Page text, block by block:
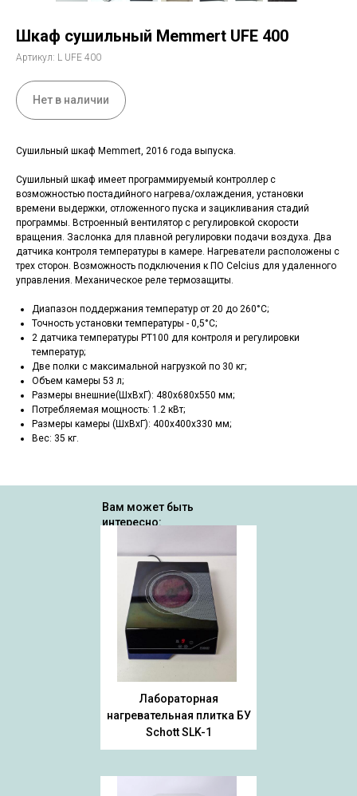
Шкаф сушильный Memmert UFE 400
Артикул: L UFE 400
Нет в наличии
Сушильный шкаф Memmert, 2016 года выпуска.
Сушильный шкаф имеет программируемый контроллер с
возможностью постадийного нагрева/охлаждения, установки
времени выдержки, отложенного пуска и зацикливания стадий
программы. Встроенный вентилятор с регулировкой скорости
вращения. Заслонка для плавной регулировки подачи воздуха. Два
датчика контроля температуры в камере. Нагреватели расположены с
трех сторон. Возможность подключения к ПО Celcius для удаленного
управления. Механическое реле термозащиты.
Диапазон поддержания температур от 20 до 260°С;
Точность установки температуры - 0,5°С;
2 датчика температуры РТ100 для контроля и регулировки
температур;
Две полки с максимальной нагрузкой по 30 кг;
Объем камеры 53 л;
Размеры внешние(ШхВхГ): 480х680х550 мм;
Потребляемая мощность: 1.2 кВт;
Размеры камеры (ШхВхГ): 400х400х330 мм;
Вес: 35 кг.
Вам может быть
интересно:
Лабораторная
нагревательная плитка БУ
Schott SLK-1